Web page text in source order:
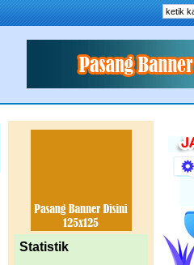
Statistik